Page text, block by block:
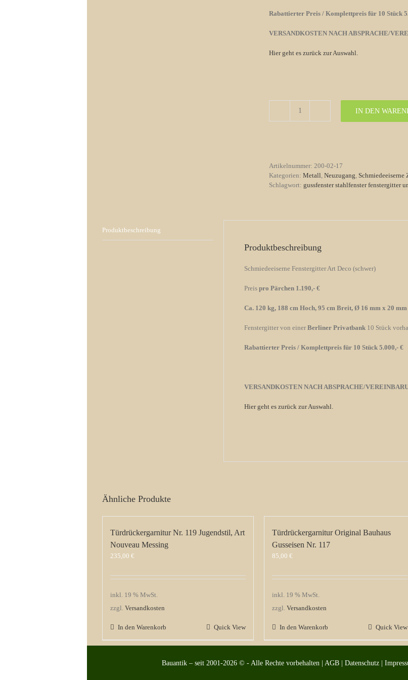
Rabattierter Preis / Komplettpreis für 10 Stück
VERSANDKOSTEN NACH ABSPRACHE/
Hier geht es zurück zur Auswahl.
Schmiedeeiserne
Menge
IN DEN
Artikelnummer: 200-02-17
Kategorien: Metall, Neuzugang, Schmiedeeiserne
Schlagwort: gussfenster stahlfenster fenstergitter
Produktbeschreibung
Produktbeschreibung
Schmiedeeiserne Fenstergitter Art Deco (schwer)
Preis pro Pärchen 1.190,- €
Ca. 120 kg, 188 cm Hoch, 95 cm Breit, Ø 16 mm x 20 mm
Fenstergitter von einer Berliner Privatbank 10 Stück
Rabattierter Preis / Komplettpreis für 10 Stück 5.000,- €
VERSANDKOSTEN NACH ABSPRACHE/
Hier geht es zurück zur Auswahl.
Ähnliche Produkte
Türdrückergarnitur Nr. 119 Jugendstil, Art
Nouveau Messing
235,00 €
inkl. 19 % MwSt.
zzgl. Versandkosten
In den Warenkorb Quick View
Türdrückergarnitur Original Bauhaus
Gusseisen Nr. 117
85,00 €
inkl. 19 % MwSt.
zzgl. Versandkosten
In den Warenkorb Quick View
Bauantik – seit 2001-2026 © - Alle Rechte vorbehalten | AGB Datenschutz